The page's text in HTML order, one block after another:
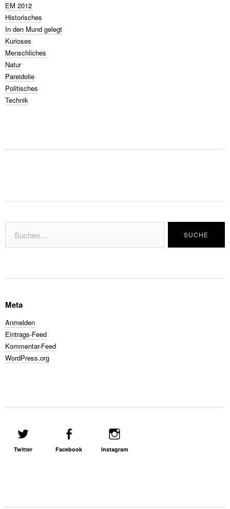
EM 2012
Historisches
In den Mund gelegt
Kurioses
Menschliches
Natur
Pareidolie
Politisches
Technik
Meta
Anmelden
Eintrags-Feed
Kommentar-Feed
WordPress.org
Twitter Facebook Instagram